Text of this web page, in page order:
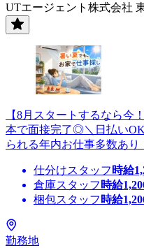
UTエージェント株式会社
【8月スタートするなら今
本で面接完了◎＼日払い
られる年内お仕事多数あり
仕分けスタッフ 時給
倉庫スタッフ 時給
梱包スタッフ 時給
勤務地